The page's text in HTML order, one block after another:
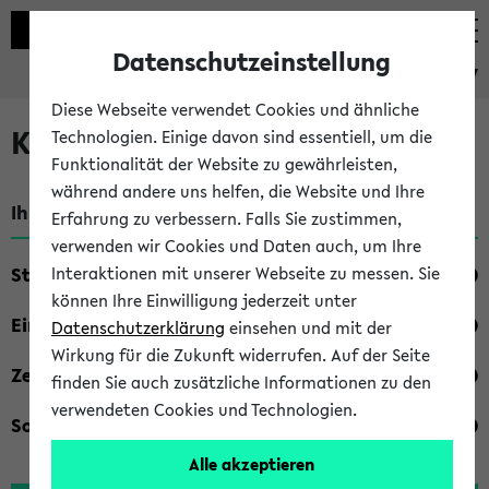
eKVV
Kombisuche im eKVV
Ihre Suchkriterien:
Studienfach
Einrichtung
Zeiten
Sonstiges
Datenschutzeinstellung
Diese Webseite verwendet Cookies und ähnliche
Technologien. Einige davon sind essentiell, um die
Funktionalität der Website zu gewährleisten,
während andere uns helfen, die Website und Ihre
Erfahrung zu verbessern. Falls Sie zustimmen,
verwenden wir Cookies und Daten auch, um Ihre
Interaktionen mit unserer Webseite zu messen. Sie
können Ihre Einwilligung jederzeit unter
Datenschutzerklärung einsehen und mit der
Wirkung für die Zukunft widerrufen. Auf der Seite
finden Sie auch zusätzliche Informationen zu den
verwendeten Cookies und Technologien.
Alle akzeptieren